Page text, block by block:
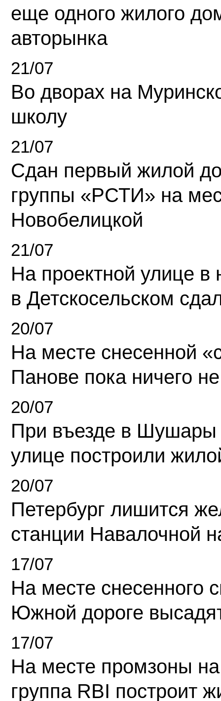
еще одного жилого
авторынка
21/07
Во дворах на
школу
21/07
Сдан первый жилой
группы «РСТИ» на
Новобелицкой
21/07
На проектной улице
в Детскосельском
20/07
На месте снесенной
Панове пока ничего
20/07
При въезде в Шушары
улице построили
20/07
Петербург лишится
станции Навалочной
17/07
На месте снесенного
Южной дороге
17/07
На месте промзоны
группа RBI построит